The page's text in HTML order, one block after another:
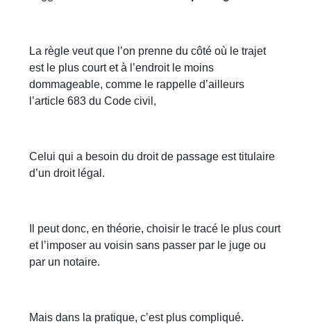
La règle veut que l’on prenne du côté où le trajet
est le plus court et à l’endroit le moins
dommageable, comme le rappelle d’ailleurs
l’article 683 du Code civil,
Celui qui a besoin du droit de passage est titulaire
d’un droit légal.
Il peut donc, en théorie, choisir le tracé le plus court
et l’imposer au voisin sans passer par le juge ou
par un notaire.
Mais dans la pratique, c’est plus compliqué.